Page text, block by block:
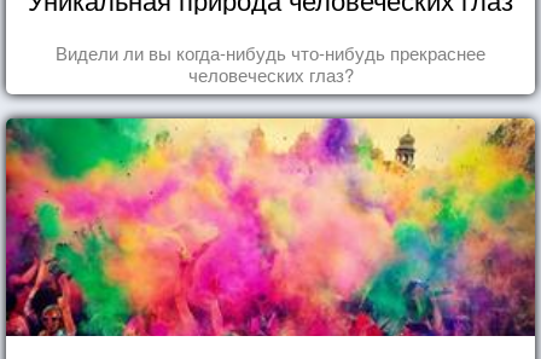
Видели ли вы когда-нибудь что-нибудь прекраснее
человеческих глаз?